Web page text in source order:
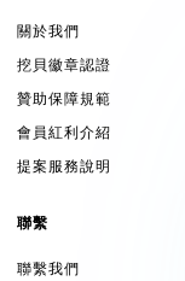
關於我們
挖貝徽章認證
贊助保障規範
會員紅利介紹
提案服務說明
聯繫
聯繫我們